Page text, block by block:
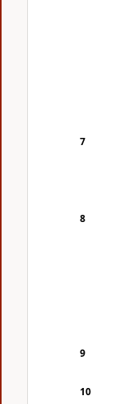
7
8
9
10